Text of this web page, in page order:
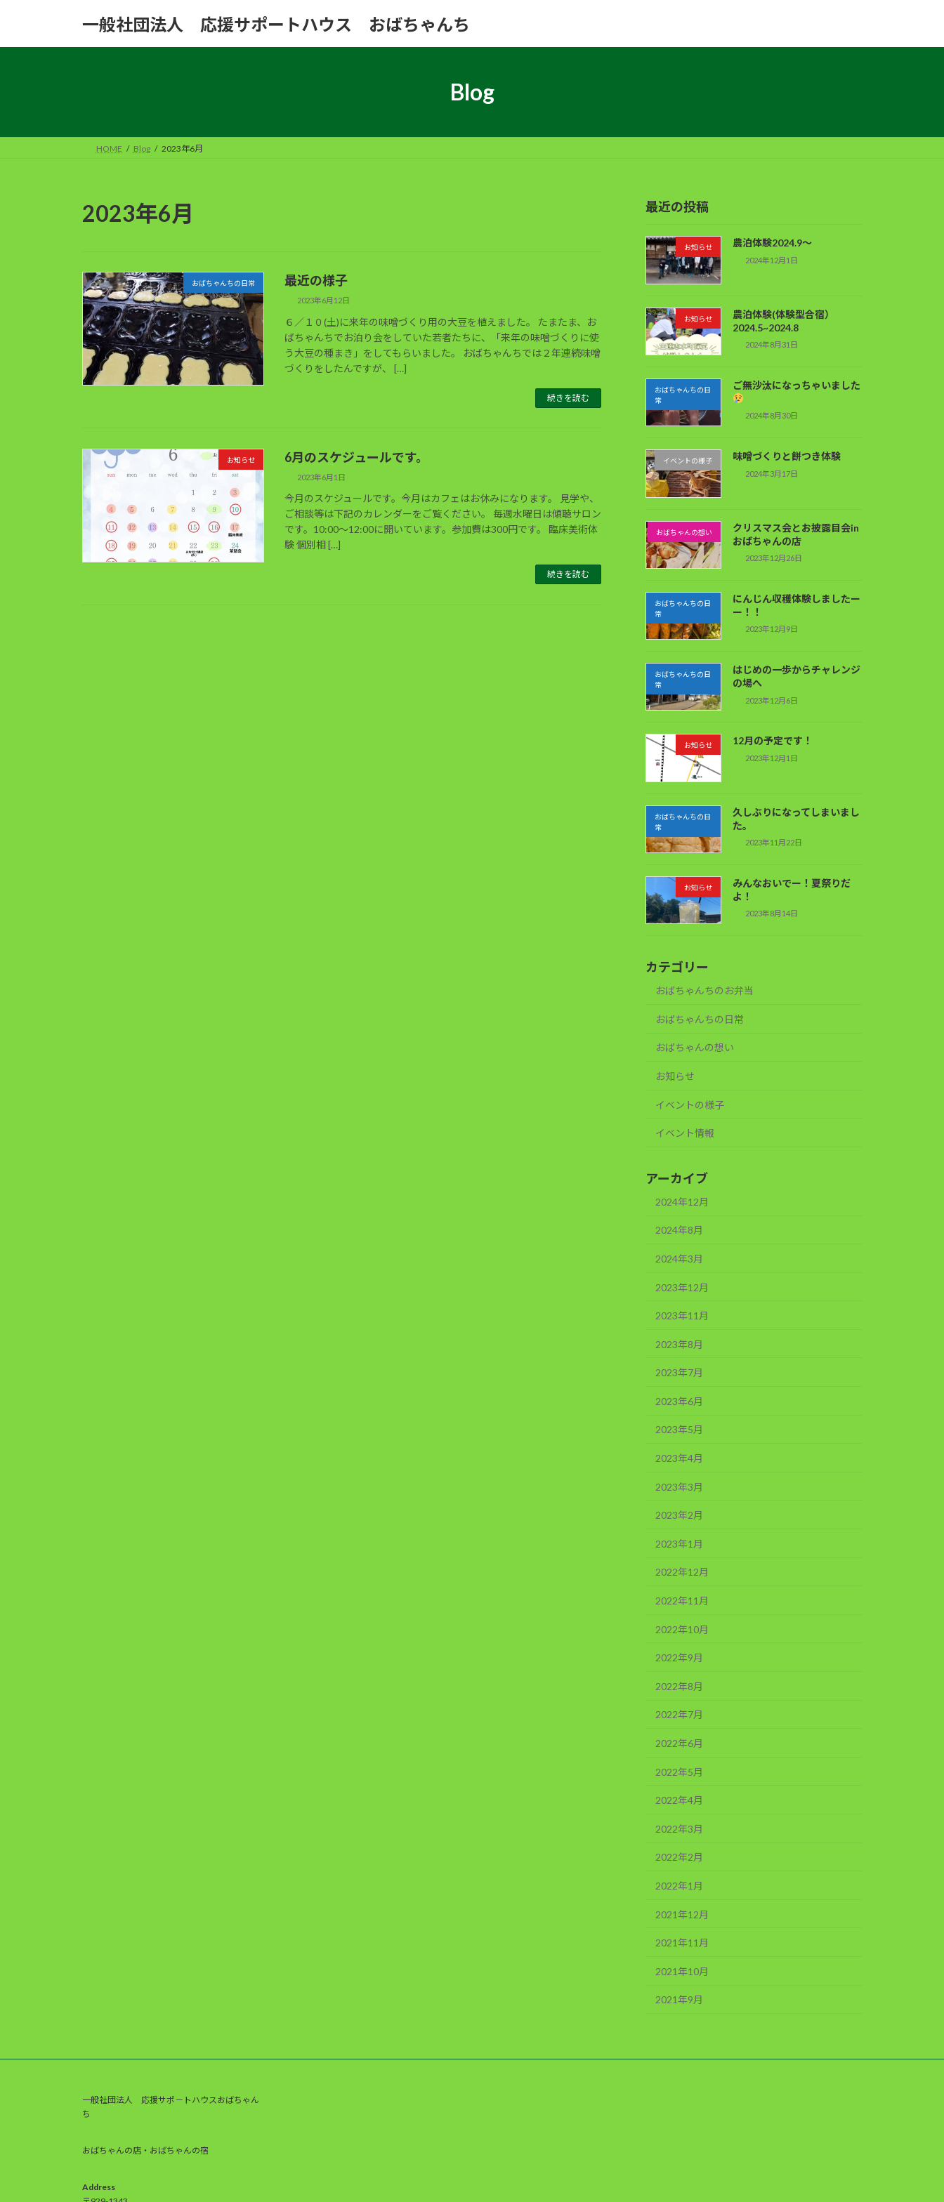
一般社団法人 応援サポートハウス おばちゃんち
Blog
HOME Blog 2023年6月
2023年6月
おばちゃんちの日常 最近の様子
2023年6月12日
６／１０(土)に来年の味噌づくり用の大豆を植えました。 たまたま、お
ばちゃんちでお泊り会をしていた若者たちに、「来年の味噌づくりに使
う大豆の種まき」をしてもらいました。 おばちゃんちでは２年連続味噌
づくりをしたんですが、 […]
続きを読む
お知らせ 6月のスケジュールです。
2023年6月1日
今月のスケジュールです。今月はカフェはお休みになります。 見学や、
ご相談等は下記のカレンダーをご覧ください。 毎週水曜日は傾聴サロン
です。10:00～12:00に開いています。参加費は300円です。 臨床美術体
験 個別相 […]
続きを読む
最近の投稿
お知らせ 農泊体験2024.9～
2024年12月1日
お知らせ
農泊体験(体験型合宿）
2024.5~2024.8
2024年8月31日
おばちゃんちの日
常
ご無沙汰になっちゃいました
2024年8月30日
イベントの様子 味噌づくりと餅つき体験
2024年3月17日
おばちゃんの想い
クリスマス会とお披露目会in
おばちゃんの店
2023年12月26日
おばちゃんちの日
常
にんじん収穫体験しましたー
ー！！
2023年12月9日
おばちゃんちの日
常
はじめの一歩からチャレンジ
の場へ
2023年12月6日
お知らせ 12月の予定です！
2023年12月1日
おばちゃんちの日
常
久しぶりになってしまいまし
た。
2023年11月22日
お知らせ
みんなおいでー！夏祭りだ
よ！
2023年8月14日
カテゴリー
おばちゃんちのお弁当
おばちゃんちの日常
おばちゃんの想い
お知らせ
イベントの様子
イベント情報
アーカイブ
2024年12月
2024年8月
2024年3月
2023年12月
2023年11月
2023年8月
2023年7月
2023年6月
2023年5月
2023年4月
2023年3月
2023年2月
2023年1月
2022年12月
2022年11月
2022年10月
2022年9月
2022年8月
2022年7月
2022年6月
2022年5月
2022年4月
2022年3月
2022年2月
2022年1月
2021年12月
2021年11月
2021年10月
2021年9月
一般社団法人 応援サポ－トハウスおばちゃん
ち
おばちゃんの店・おばちゃんの宿
Address